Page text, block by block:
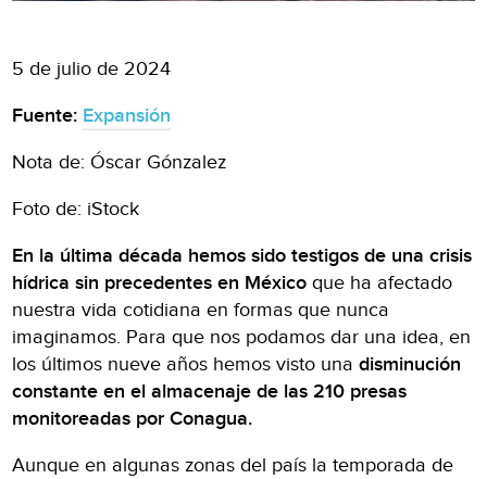
5 de julio de 2024
Fuente: Expansión
Nota de: Óscar Gónzalez
Foto de: iStock
En la última década hemos sido testigos de una crisis
hídrica sin precedentes en México que ha afectado
nuestra vida cotidiana en formas que nunca
imaginamos. Para que nos podamos dar una idea, en
los últimos nueve años hemos visto unadisminución
constante en el almacenaje de las 210 presas
monitoreadas por Conagua.
Aunque en algunas zonas del país la temporada de